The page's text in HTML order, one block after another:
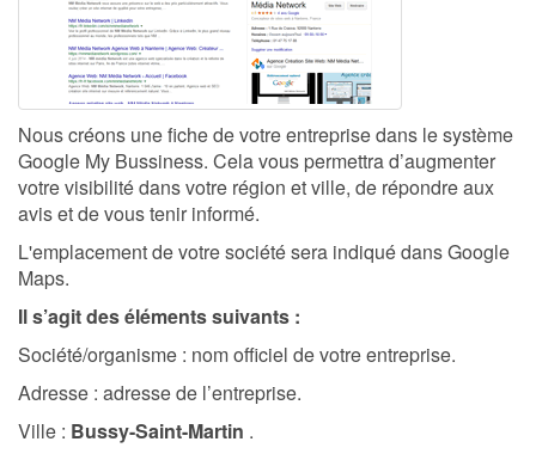
Nous créons une fiche de votre entreprise dans le système
Google My Bussiness. Cela vous permettra d’augmenter
votre visibilité dans votre région et ville, de répondre aux
avis et de vous tenir informé.
L'emplacement de votre société sera indiqué dans Google
Maps.
Il s’agit des éléments suivants :
Société/organisme : nom officiel de votre entreprise.
Adresse : adresse de l’entreprise.
Ville : Bussy-Saint-Martin .